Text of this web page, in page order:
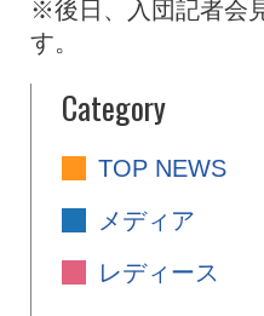
※後日、入団記者会
す。
Category
TOP NEWS
メディア
レディース